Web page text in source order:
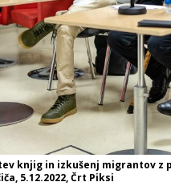
knjig in izkušenj migrantov
5.12.2022, Črt Piksi